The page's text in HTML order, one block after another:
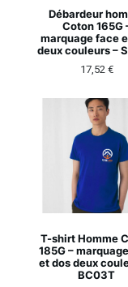
Débardeur
Coton 165G
marquage face
deux couleurs –
17,52 €
T-shirt Homme
185G –
et dos deux
BC03T